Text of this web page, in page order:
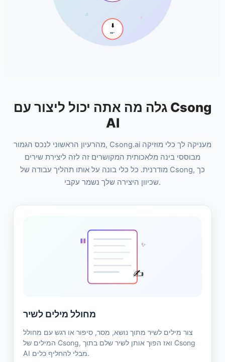
⬇️
ייצא
♪
♫
גלה מה אתה יכול ליצור עם Csong
AI
מהרעיון הראשוני לנכס הגמור, Csong.ai מעניקה לך כלי מוזיקה
מבוססי בינה מלאכותית המקושרים זה לזה ליצירת שירים
מודרנית. כל כלי בונה על אותו תהליך עבודה של Csong, כך
שכיוון היצירה שלך נשמר עקבי.
✍️
" ✨
מחולל מילים לשיר
צור מילים לשיר מתוך נושא, מסר, סיפור או רגש עם מחולל
המילים של Csong, ואז הפוך אותן לשיר שלם בתוך Csong
AI מבלי להחליף כלים.